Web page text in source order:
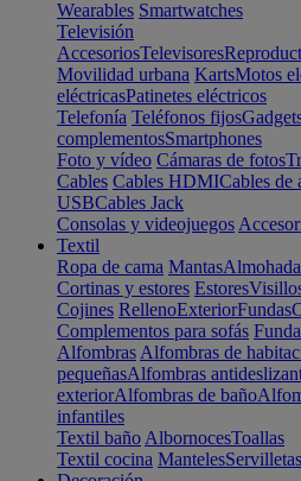
Wearables Smartwatches
Televisión
AccesoriosTelevisores
Movilidad urbana KartsMotos
eléctricasPatinetes eléctricos
Telefonía Teléfonos fijos
complementosSmartphones
Foto y vídeo Cámaras de fotos
Cables Cables HDMICables de
USBCables Jack
Consolas y videojuegos
Textil
Ropa de cama Mantas
Cortinas y estores Estores
Cojines RellenoExteriorFundas
Complementos para sofás
Alfombras Alfombras de
pequeñasAlfombras
exteriorAlfombras de baño
infantiles
Textil baño AlbornocesToallas
Textil cocina MantelesServilletas